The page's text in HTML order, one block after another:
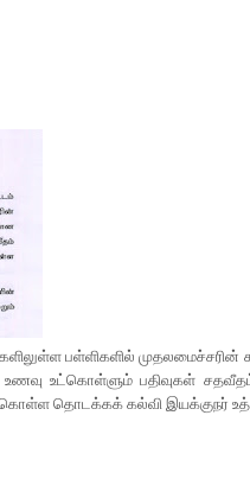
பள்ளிகளில்
உட்கொள்ளும் பதிவுகள்
தொடக்கக் கல்வி இயக்குநர்